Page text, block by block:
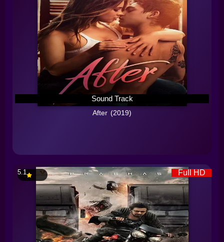
Sound Track
After (2019)
Full HD
5.1